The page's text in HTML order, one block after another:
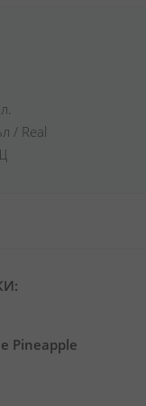
/ Real
Pineapple